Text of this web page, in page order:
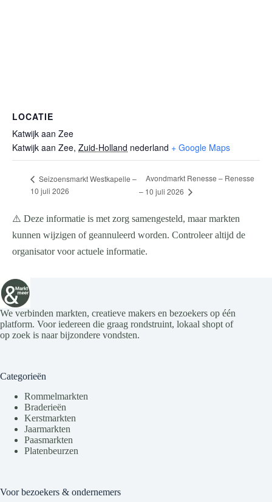
LOCATIE
Katwijk aan Zee
Katwijk aan Zee, Zuid-Holland nederland + Google Maps
Seizoensmarkt Westkapelle –
10 juli 2026
Avondmarkt Renesse – Renesse
– 10 juli 2026
⚠️ Deze informatie is met zorg samengesteld, maar markten
kunnen wijzigen of geannuleerd worden. Controleer altijd de
organisator voor actuele informatie.
We verbinden markten, creatieve makers en bezoekers op één
platform. Voor iedereen die graag rondstruint, lokaal shopt of
op zoek is naar bijzondere vondsten.
Categorieën
Rommelmarkten
Braderieën
Kerstmarkten
Jaarmarkten
Paasmarkten
Platenbeurzen
Voor bezoekers & ondernemers